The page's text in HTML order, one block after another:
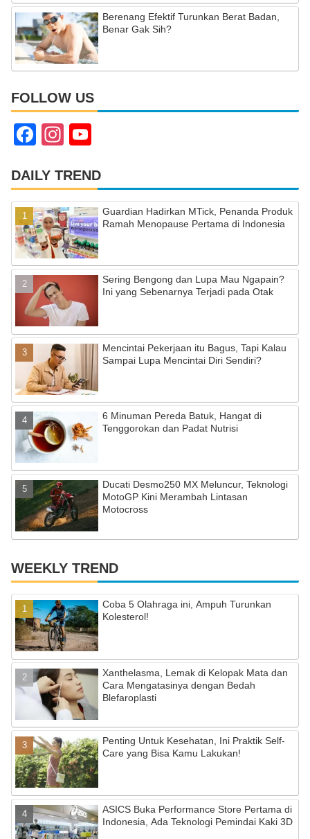
Berenang Efektif Turunkan Berat Badan,
Benar Gak Sih?
FOLLOW US
F
c
e
b
o
o
k
In
a
gr
a
m
u
T
u
b
e
C
h
a
n
n
el
DAILY TREND
Guardian Hadirkan MTick, Penanda Produk
Ramah Menopause Pertama di Indonesia
Sering Bengong dan Lupa Mau Ngapain?
Ini yang Sebenarnya Terjadi pada Otak
Mencintai Pekerjaan itu Bagus, Tapi Kalau
Sampai Lupa Mencintai Diri Sendiri?
6 Minuman Pereda Batuk, Hangat di
Tenggorokan dan Padat Nutrisi
Ducati Desmo250 MX Meluncur, Teknologi
MotoGP Kini Merambah Lintasan
Motocross
WEEKLY TREND
Coba 5 Olahraga ini, Ampuh Turunkan
Kolesterol!
Xanthelasma, Lemak di Kelopak Mata dan
Cara Mengatasinya dengan Bedah
Blefaroplasti
Penting Untuk Kesehatan, Ini Praktik Self-
Care yang Bisa Kamu Lakukan!
ASICS Buka Performance Store Pertama di
Indonesia, Ada Teknologi Pemindai Kaki 3D